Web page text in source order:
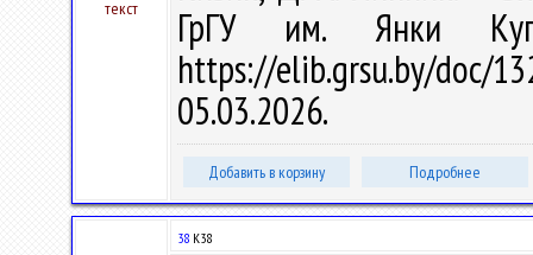
текст
ГрГУ им. Янки
https://elib.grsu.by/doc/
05.03.2026.
Добавить в корзину Подробнее
38 К38